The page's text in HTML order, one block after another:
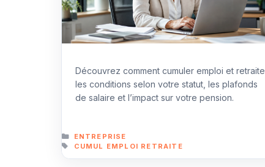
Découvrez comment cumuler emploi et retraite,
les conditions selon votre statut, les plafonds
de salaire et l’impact sur votre pension.
CATÉGORIES
ENTREPRISE
ÉTIQUETTES
CUMUL EMPLOI RETRAITE